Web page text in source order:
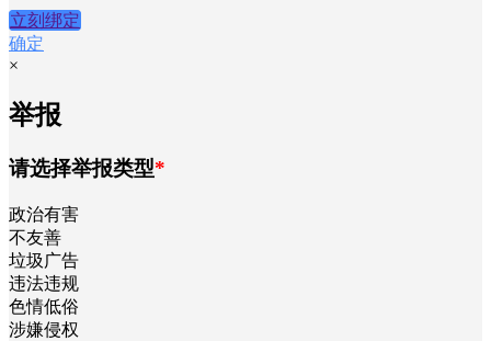
立刻绑定
确定
×
举报
请选择举报类型*
政治有害
不友善
垃圾广告
违法违规
色情低俗
涉嫌侵权